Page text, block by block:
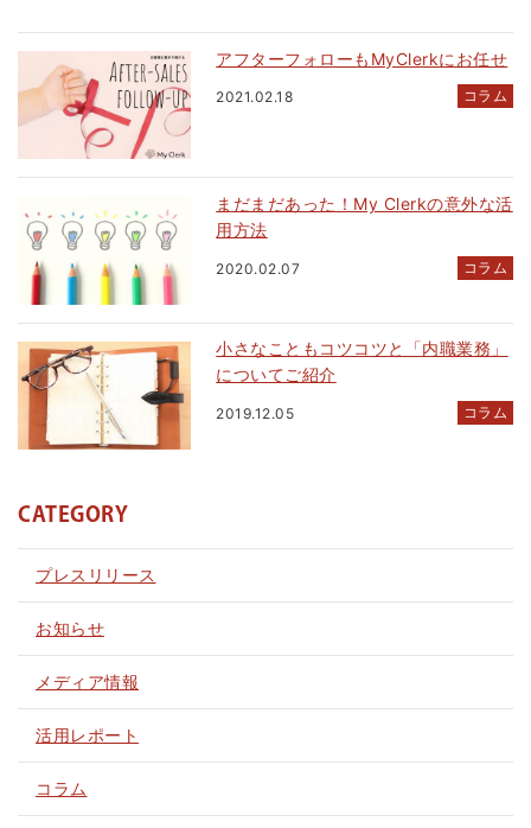
アフターフォローもMyClerkにお任せ
2021.02.18 コラム
まだまだあった！My Clerkの意外な活
用方法
2020.02.07 コラム
小さなこともコツコツと「内職業務」
についてご紹介
2019.12.05 コラム
CATEGORY
プレスリリース
お知らせ
メディア情報
活用レポート
コラム